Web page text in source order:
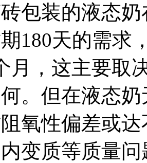
包装的液态
180天的需求
月，这主要取
。但在液态
氧性偏差或
变质等质量